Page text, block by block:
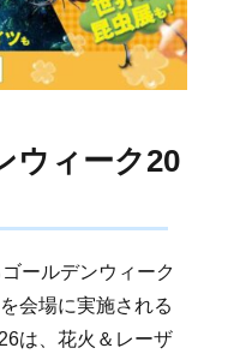
ウィーク20
ールデンウィーク
会場に実施される
は、花火＆レーザ